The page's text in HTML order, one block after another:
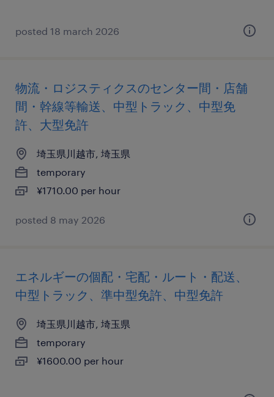
posted 18 march 2026
物流・ロジスティクスのセンター間・店舗
間・幹線等輸送、中型トラック、中型免
許、大型免許
埼玉県川越市, 埼玉県
temporary
¥1710.00 per hour
posted 8 may 2026
エネルギーの個配・宅配・ルート・配送、
中型トラック、準中型免許、中型免許
埼玉県川越市, 埼玉県
temporary
¥1600.00 per hour